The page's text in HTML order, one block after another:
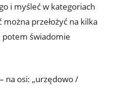
i myśleć w kategoriach
przełożyć na kilka
świadomie
– na osi: „urzędowo /